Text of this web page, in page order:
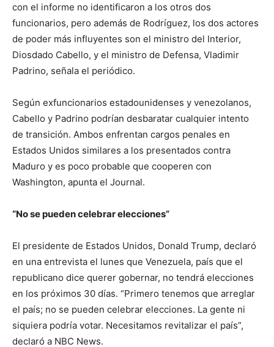
con el informe no identificaron a los otros dos
funcionarios, pero además de Rodríguez, los dos actores
de poder más influyentes son el ministro del Interior,
Diosdado Cabello, y el ministro de Defensa, Vladimir
Padrino, señala el periódico.
Según exfuncionarios estadounidenses y venezolanos,
Cabello y Padrino podrían desbaratar cualquier intento
de transición. Ambos enfrentan cargos penales en
Estados Unidos similares a los presentados contra
Maduro y es poco probable que cooperen con
Washington, apunta el Journal.
“No se pueden celebrar elecciones”
El presidente de Estados Unidos, Donald Trump, declaró
en una entrevista el lunes que Venezuela, país que el
republicano dice querer gobernar, no tendrá elecciones
en los próximos 30 días. “Primero tenemos que arreglar
el país; no se pueden celebrar elecciones. La gente ni
siquiera podría votar. Necesitamos revitalizar el país”,
declaró a NBC News.